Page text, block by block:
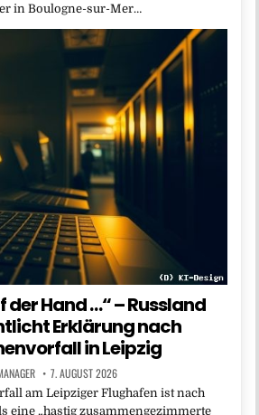
in Boulogne-sur-Mer…
der Hand …“ – Russland
Erklärung nach
in Leipzig
7. AUGUST 2026
am Leipziger Flughafen ist nach
eine „hastig zusammengezimmerte